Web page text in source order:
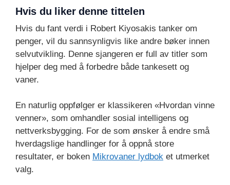
Hvis du liker denne tittelen
Hvis du fant verdi i Robert Kiyosakis tanker om
penger, vil du sannsynligvis like andre bøker innen
selvutvikling. Denne sjangeren er full av titler som
hjelper deg med å forbedre både tankesett og
vaner.
En naturlig oppfølger er klassikeren «Hvordan vinne
venner», som omhandler sosial intelligens og
nettverksbygging. For de som ønsker å endre små
hverdagslige handlinger for å oppnå store
resultater, er boken Mikrovaner lydbok et utmerket
valg.